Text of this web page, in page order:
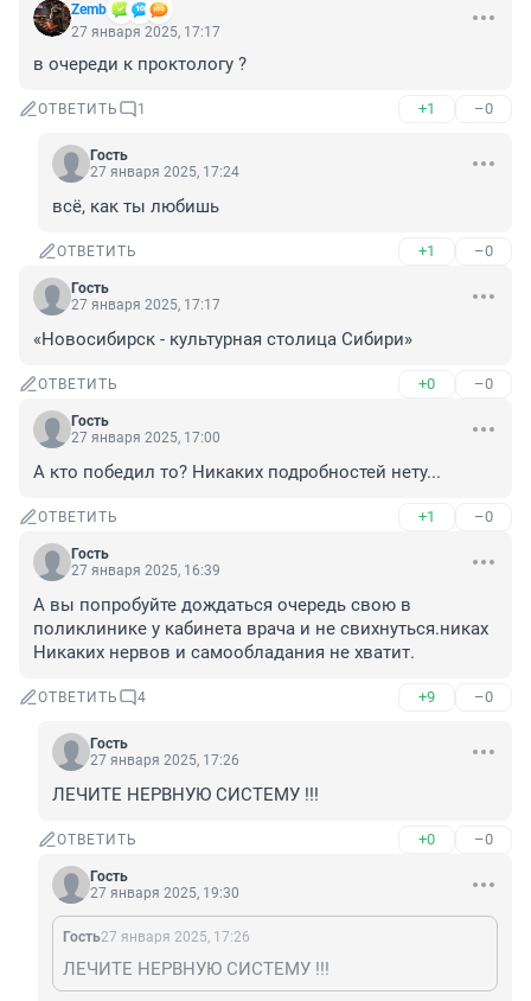
Zemb
27 января 2025, 17:17
в очереди к проктологу ?
ОТВЕТИТЬ 1 +1 –0
Гость
27 января 2025, 17:24
всё, как ты любишь
ОТВЕТИТЬ +1 –0
Гость
27 января 2025, 17:17
«Новосибирск - культурная столица Сибири»
ОТВЕТИТЬ +0 –0
Гость
27 января 2025, 17:00
А кто победил то? Никаких подробностей нету...
ОТВЕТИТЬ +1 –0
Гость
27 января 2025, 16:39
А вы попробуйте дождаться очередь свою в
поликлинике у кабинета врача и не свихнуться.никах
Никаких нервов и самообладания не хватит.
ОТВЕТИТЬ 4 +9 –0
Гость
27 января 2025, 17:26
ЛЕЧИТЕ НЕРВНУЮ СИСТЕМУ !!!
ОТВЕТИТЬ +0 –0
Гость
27 января 2025, 19:30
Гость27 января 2025, 17:26
ЛЕЧИТЕ НЕРВНУЮ СИСТЕМУ !!!